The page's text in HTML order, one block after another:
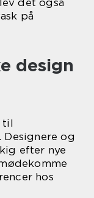
det også
på
design
til
og
efter nye
hos